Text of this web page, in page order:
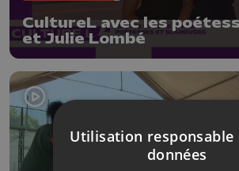
CultureL avec les
et Julie Lombé
Utilisation responsable
données